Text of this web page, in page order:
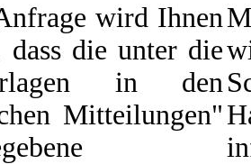
wird Ihnen
die unter die
in den
Mitteilungen"